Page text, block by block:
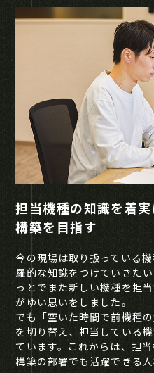
担当機種の知識を着
構築を目指す
今の現場は取り扱っている
羅的な知識をつけていきた
っとでまた新しい機種を担
がゆい思いをしました。
でも「空いた時間で前機種
を切り替え、担当している
ています。これからは、担
構築の部署でも活躍できる人